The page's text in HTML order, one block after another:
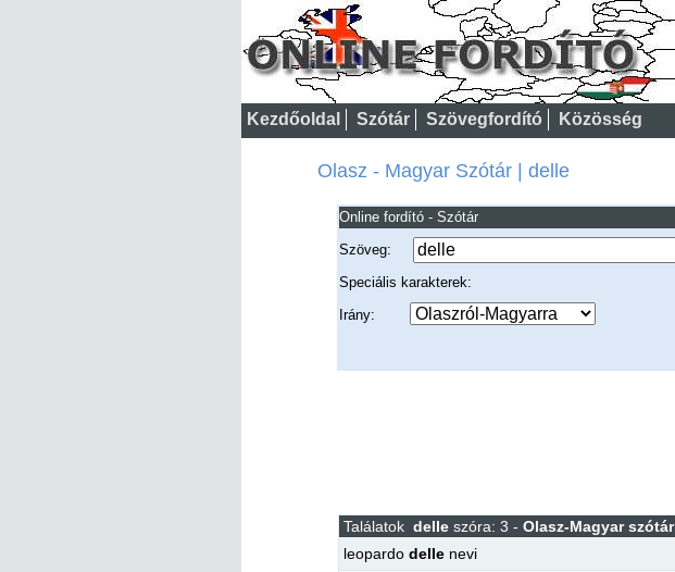
Kezdőoldal Szótár Szövegfordító Közösség
Olasz - Magyar Szótár | delle
Online fordító - Szótár
Szöveg:
Speciális karakterek:
Irány:
Találatok delle szóra: 3 - Olasz-Magyar szótár
leopardo delle nevi